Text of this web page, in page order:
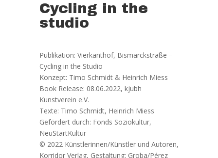
Mai 29, 2023
Cycling in the
studio
Publikation: Vierkanthof, Bismarckstraße –
Cycling in the Studio
Konzept: Timo Schmidt & Heinrich Miess
Book Release: 08.06.2022, kjubh
Kunstverein e.V.
Texte: Timo Schmidt, Heinrich Miess
Gefördert durch: Fonds Soziokultur,
NeuStartKultur
© 2022 Künstlerinnen/Künstler und Autoren,
Korridor Verlag, Gestaltung: Groba/Pérez